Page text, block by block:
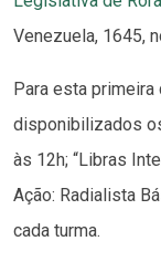
Venezuela, 1645,
Para esta
disponibilizados
às 12h; “Libras
Ação: Radialista
cada turma.